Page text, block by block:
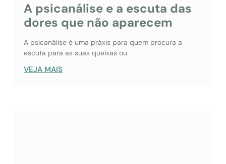
A psicanálise e a escuta das
dores que não aparecem
A psicanálise é uma práxis para quem procura a
escuta para as suas queixas ou
VEJA MAIS